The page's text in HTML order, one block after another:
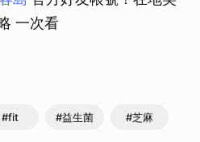
一次看
#fit #益生菌 #芝麻